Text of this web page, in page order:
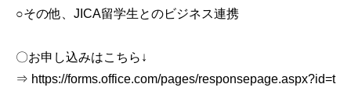
○その他、JICA留学生とのビジネス連携
〇お申し込みはこちら↓
⇒ https://forms.office.com/pages/responsepage.aspx?id=t